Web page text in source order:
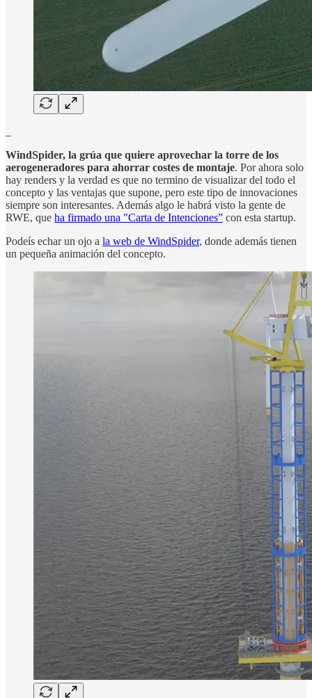
WindSpider, la grúa que quiere aprovechar la torre de los
aerogeneradores para ahorrar costes de montaje. Por ahora solo
hay renders y la verdad es que no termino de visualizar del todo el
concepto y las ventajas que supone, pero este tipo de innovaciones
siempre son interesantes. Además algo le habrá visto la gente de
RWE, que ha firmado una "Carta de Intenciones” con esta startup.
Podeís echar un ojo a la web de WindSpider, donde además tienen
un pequeña animación del concepto.